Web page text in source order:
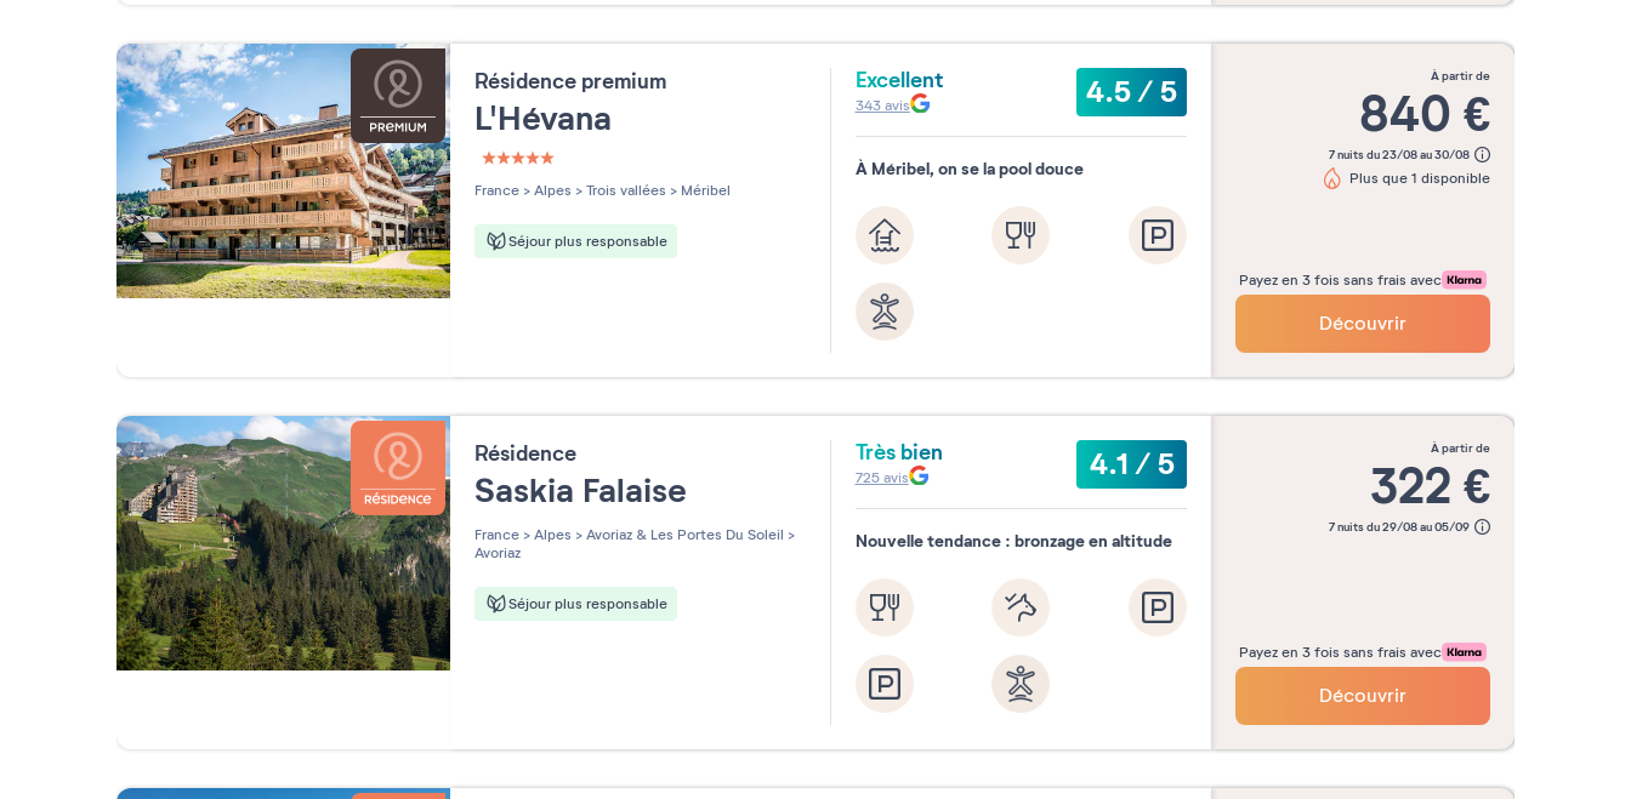
Résidence premium
L'Hévana
5 étoiles sur 5
France > Alpes > Trois vallées > Méribel
Séjour plus responsable
Excellent 4.5/5
343avis
À Méribel, on se la pool douce
à partir de
840 €
7 nuits du 23/08 au 30/08
Plus que 1 disponible
Payez en 3 fois sans frais avec
Découvrir
Résidence
Saskia Falaise
France > Alpes > Avoriaz & Les Portes Du Soleil >
Avoriaz
Séjour plus responsable
Très bien 4.1/5
725avis
Nouvelle tendance : bronzage en altitude
à partir de
322 €
7 nuits du 29/08 au 05/09
Payez en 3 fois sans frais avec
Découvrir